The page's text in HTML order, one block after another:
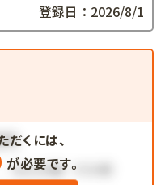
登録日：2026/8/1
くには、
が必要です。